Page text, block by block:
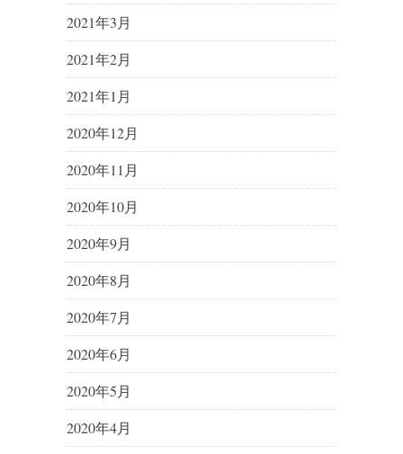
2021年3月
2021年2月
2021年1月
2020年12月
2020年11月
2020年10月
2020年9月
2020年8月
2020年7月
2020年6月
2020年5月
2020年4月